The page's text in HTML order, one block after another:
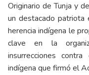
Originario de Tunja y
un destacado patriota
herencia indígena le
clave en la
insurrecciones
indígena que firmó el